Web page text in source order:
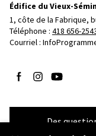
Édifice du Vieux-
1, côte de la Fabrique,
Téléphone : 418 656-
Courriel :
Suivez-nous sur
Suivez-nous sur
Suivez-nous
Des